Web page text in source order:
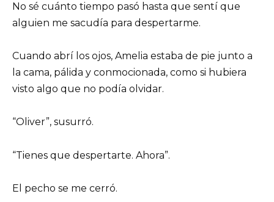
No sé cuánto tiempo pasó hasta que sentí que
alguien me sacudía para despertarme.
Cuando abrí los ojos, Amelia estaba de pie junto a
la cama, pálida y conmocionada, como si hubiera
visto algo que no podía olvidar.
“Oliver”, susurró.
“Tienes que despertarte. Ahora”.
El pecho se me cerró.